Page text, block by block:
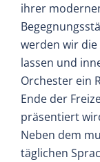
ihrer
werden wir
lassen und
Orchester ein
Ende der
präsentiert
Neben dem
täglichen